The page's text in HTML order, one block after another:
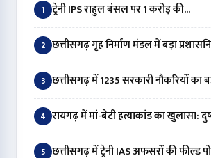
1 ट्रेनी IPS राहुल बंसल पर 1 करोड़ की...
2 छत्तीसगढ़ गृह निर्माण मंडल में बड़ा
3 छत्तीसगढ़ में 1235 सरकारी नौकरियों का
4 रायगढ़ में मां-बेटी हत्याकांड का खुलासा:
5 छत्तीसगढ़ में ट्रेनी IAS अफसरों की फील्ड